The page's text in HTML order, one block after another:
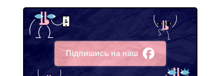
Підпишись на наш
Facebook